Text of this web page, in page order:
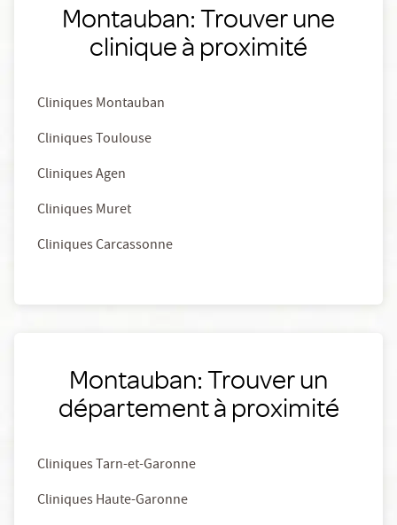
Montauban: Trouver une
clinique à proximité
Cliniques Montauban
Cliniques Toulouse
Cliniques Agen
Cliniques Muret
Cliniques Carcassonne
Montauban: Trouver un
département à proximité
Cliniques Tarn-et-Garonne
Cliniques Haute-Garonne